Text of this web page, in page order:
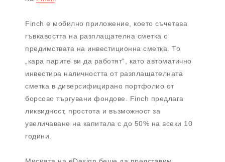
Finch е мобилно приложение, което съчетава
гъвкавостта на разплащателна сметка с
предимствата на инвестиционна сметка. То
„кара парите ви да работят“, като автоматично
инвестира наличността от разплащателната
сметка в диверсифицирано портфолио от
борсово търгувани фондове. Finch предлага
ликвидност, простота и възможност за
увеличаване на капитала с до 50% на всеки 10
години.